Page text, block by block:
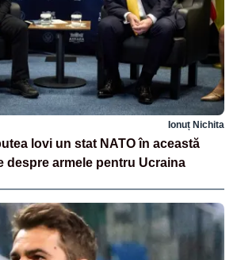
Ionuț Nichita
lovi un stat NATO în această
despre armele pentru Ucraina